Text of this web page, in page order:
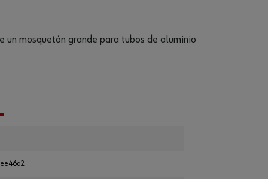
un mosquetón grande para tubos de aluminio